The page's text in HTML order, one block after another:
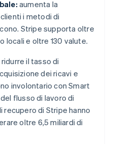
aumenta la
i metodi di
Stripe supporta oltre
locali e oltre 130 valute.
il tasso di
dei ricavi e
involontario con Smart
flusso di lavoro di
recupero di Stripe hanno
oltre 6,5 miliardi di